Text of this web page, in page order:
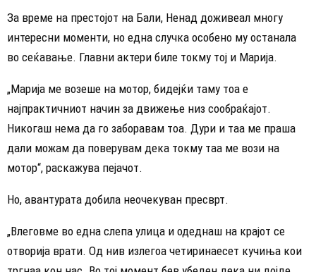
За време на престојот на Бали, Ненад доживеал многу
интересни моменти, но една случка особено му останала
во сеќавање. Главни актери биле токму тој и Марија.
„Марија ме возеше на мотор, бидејќи таму тоа е
најпрактичниот начин за движење низ сообраќајот.
Никогаш нема да го заборавам тоа. Дури и таа ме праша
дали можам да поверувам дека токму таа ме вози на
мотор“, раскажува пејачот.
Но, авантурата добила неочекуван пресврт.
„Влеговме во една слепа улица и одеднаш на крајот се
отворија врати. Од нив излегоа четиринаесет кучиња кои